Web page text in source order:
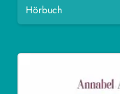
Hörbuch